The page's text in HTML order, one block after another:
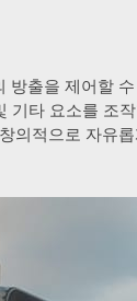
방출을 제어할
기타 요소를 조
의적으로 자유